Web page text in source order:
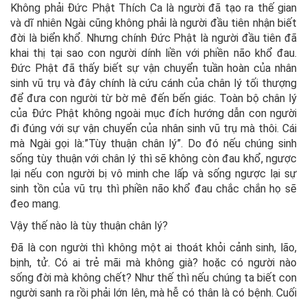
Không phải Đức Phật Thích Ca là người đã tạo ra thế gian
và dĩ nhiên Ngài cũng không phải là người đầu tiên nhận biết
đời là biển khổ. Nhưng chính Đức Phật là người đầu tiên đã
khai thị tại sao con người dính liền với phiền não khổ đau.
Đức Phật đã thấy biết sự vận chuyển tuần hoàn của nhân
sinh vũ trụ và đây chính là cứu cánh của chân lý tối thượng
để đưa con người từ bờ mê đến bến giác. Toàn bộ chân lý
của Đức Phật không ngoài mục đích hướng dẫn con người
đi đúng với sự vận chuyển của nhân sinh vũ trụ mà thôi. Cái
mà Ngài gọi là:”Tùy thuận chân lý”. Do đó nếu chúng sinh
sống tùy thuận với chân lý thì sẽ không còn đau khổ, ngược
lại nếu con người bị vô minh che lấp và sống ngược lại sự
sinh tồn của vũ trụ thì phiền não khổ đau chắc chắn họ sẽ
đeo mang.
Vậy thế nào là tùy thuận chân lý?
Đã là con người thì không một ai thoát khỏi cảnh sinh, lão,
bịnh, tử. Có ai trẻ mãi mà không già? hoặc có người nào
sống đời mà không chết? Như thế thì nếu chúng ta biết con
người sanh ra rồi phải lớn lên, mà hễ có thân là có bệnh. Cuối